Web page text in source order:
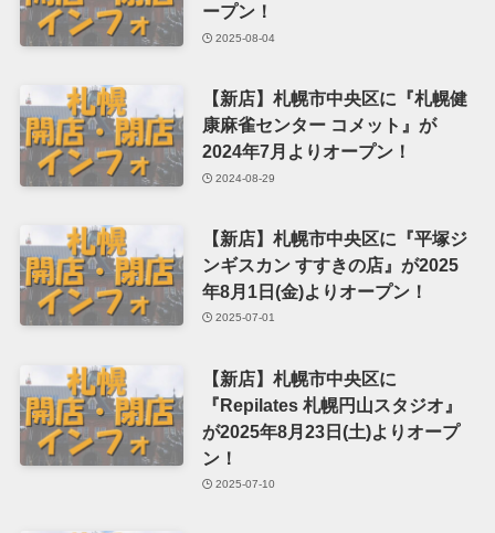
ープン！
2025-08-04
【新店】札幌市中央区に『札幌健
康麻雀センター コメット』が
2024年7月よりオープン！
2024-08-29
【新店】札幌市中央区に『平塚ジ
ンギスカン すすきの店』が2025
年8月1日(金)よりオープン！
2025-07-01
【新店】札幌市中央区に
『Repilates 札幌円山スタジオ』
が2025年8月23日(土)よりオープ
ン！
2025-07-10